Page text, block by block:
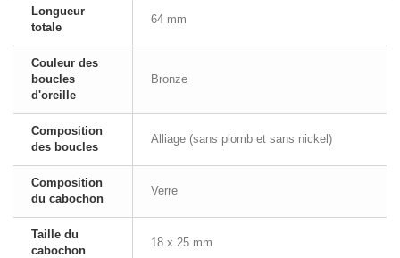
Longueur
totale
64 mm
Couleur des
boucles
d'oreille
Bronze
Composition
des boucles
Alliage (sans plomb et sans nickel)
Composition
du cabochon
Verre
Taille du
cabochon
18 x 25 mm